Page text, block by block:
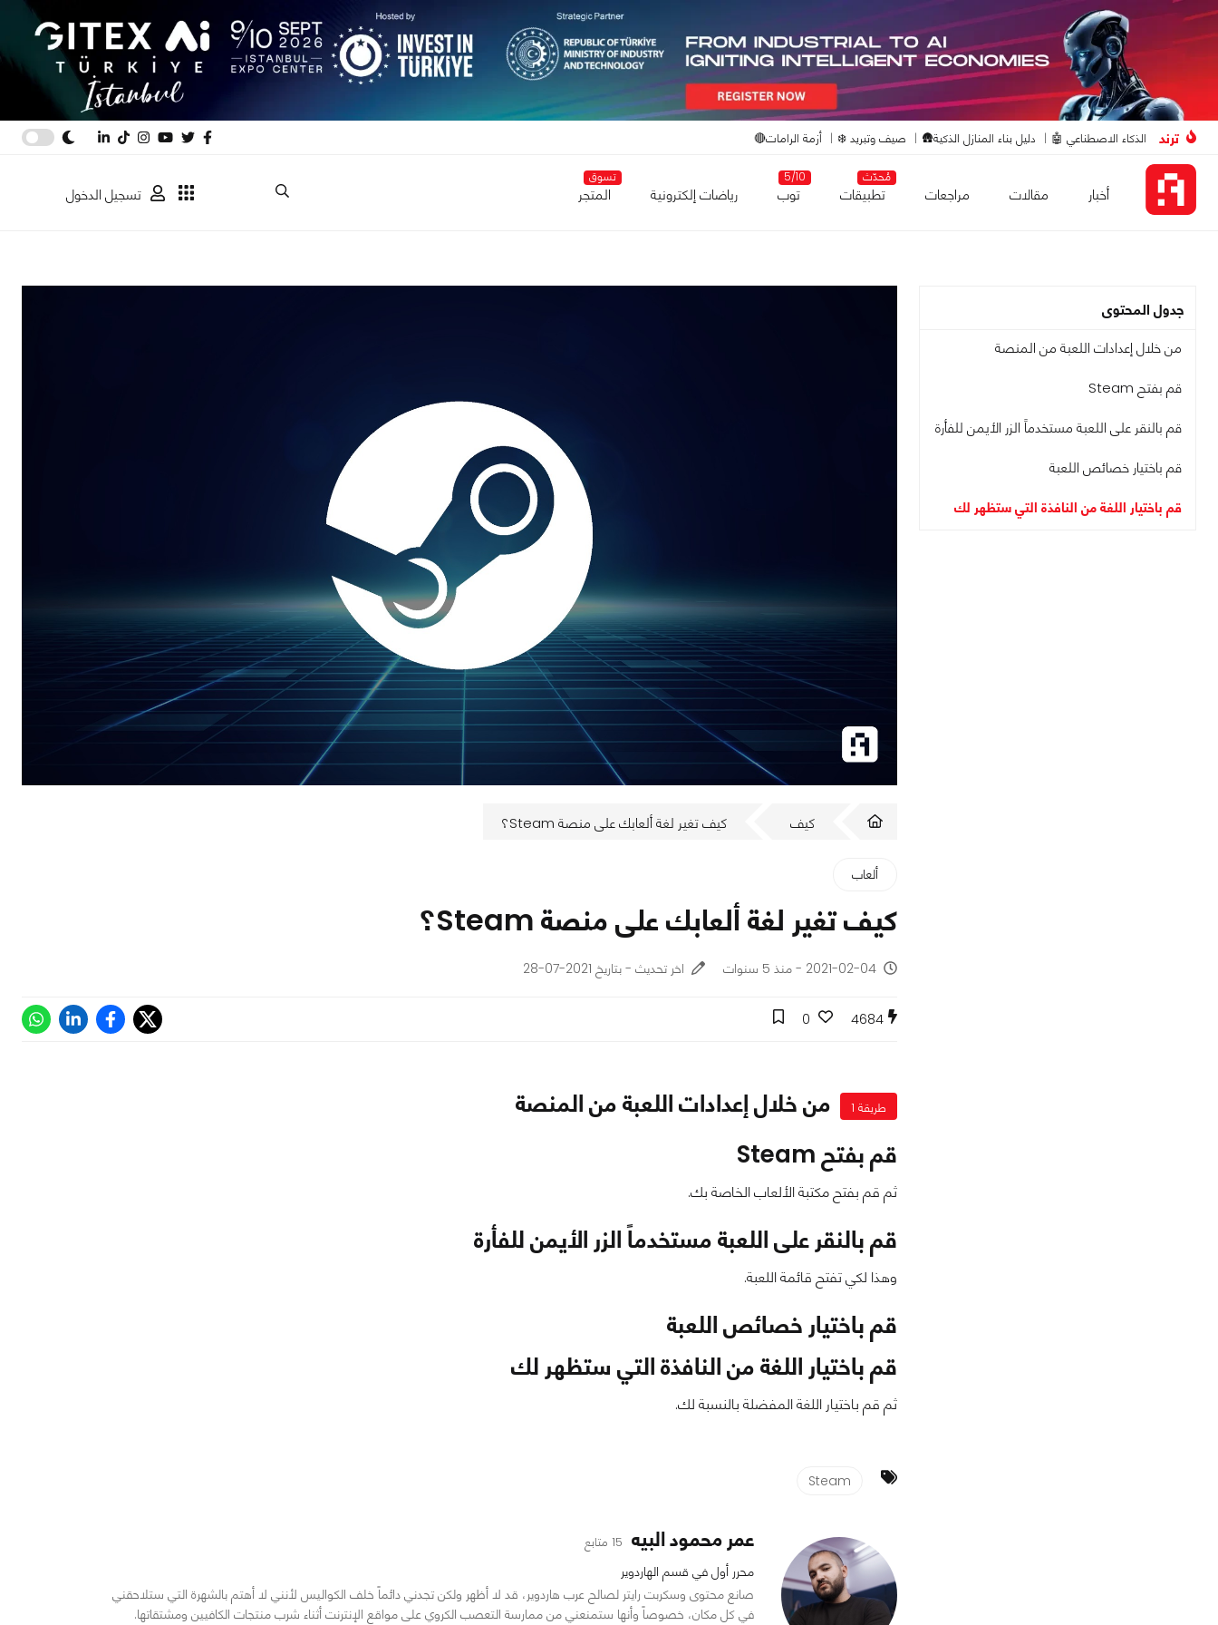
ترند الذكاء الاصطناعي 🤖 دليل بناء المنازل الذكية🛖 صيف وتبريد ❄️ أزمة الرامات🔴
أخبار مقالات مراجعات
مُحدّث
تطبيقات
5/10
توب رياضات إلكترونية
تسوق
المتجر تسجيل الدخول
جدول المحتوى
من خلال إعدادات اللعبة من المنصة
قم بفتح Steam
قم بالنقر على اللعبة مستخدماً الزر الأيمن للفأرة
قم باختيار خصائص اللعبة
قم باختيار اللغة من النافذة التي ستظهر لك
كيف كيف تغير لغة ألعابك على منصة Steam؟
ألعاب
كيف تغير لغة ألعابك على منصة Steam؟
2021-02-04 - منذ 5 سنوات اخر تحديث - بتاريخ 2021-07-28
4684
0
طريقة 1
من خلال إعدادات اللعبة من المنصة
قم بفتح Steam
ثم قم بفتح مكتبة الألعاب الخاصة بك.
قم بالنقر على اللعبة مستخدماً الزر الأيمن للفأرة
وهذا لكي تفتح قائمة اللعبة.
قم باختيار خصائص اللعبة
قم باختيار اللغة من النافذة التي ستظهر لك
ثم قم باختيار اللغة المفضلة بالنسبة لك.
Steam
عمر محمود البيه 15 متابع
محرر أول في قسم الهاردوير
صانع محتوى وسكربت رايتر لصالح عرب هاردوير، قد لا أظهر ولكن تجدني دائماً خلف الكواليس لأنني لا أهتم بالشهرة التي ستلاحقني
في كل مكان، خصوصاً وأنها ستمنعني من ممارسة التعصب الكروي على مواقع الإنترنت أثناء شرب منتجات الكافيين ومشتقاتها.